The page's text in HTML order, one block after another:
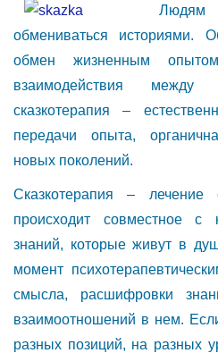
обмениваться историями.
обмен жизненным
взаимодействия
сказкотерапия –
передачи опыта,
новых поколений.
Сказкотерапия – лечение
происходит совместное с
знаний, которые живут в
момент
смысла, расшифровки
взаимоотношений в нем.
разных позиций, на разных